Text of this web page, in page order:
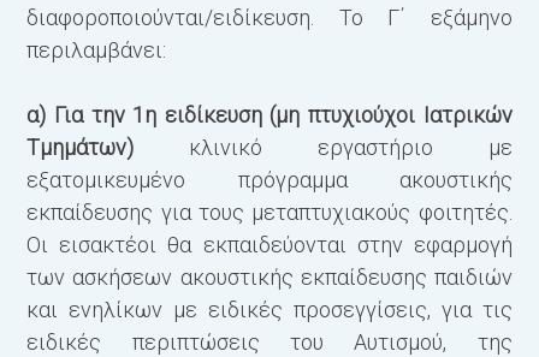
διαφοροποιούνται/ειδίκευση. Το Γ΄ εξάμηνο
περιλαμβάνει:
α) Για την 1η ειδίκευση (μη πτυχιούχοι Ιατρικών
Τμημάτων) κλινικό εργαστήριο με
εξατομικευμένο πρόγραμμα ακουστικής
εκπαίδευσης για τους μεταπτυχιακούς φοιτητές.
Οι εισακτέοι θα εκπαιδεύονται στην εφαρμογή
των ασκήσεων ακουστικής εκπαίδευσης παιδιών
και ενηλίκων με ειδικές προσεγγίσεις, για τις
ειδικές περιπτώσεις του Αυτισμού, της